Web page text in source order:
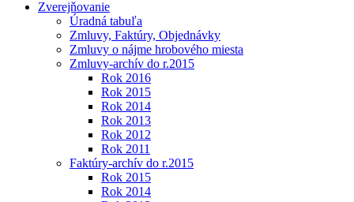
Zverejňovanie
Úradná tabuľa
Zmluvy, Faktúry, Objednávky
Zmluvy o nájme hrobového miesta
Zmluvy-archív do r.2015
Rok 2016
Rok 2015
Rok 2014
Rok 2013
Rok 2012
Rok 2011
Faktúry-archív do r.2015
Rok 2015
Rok 2014